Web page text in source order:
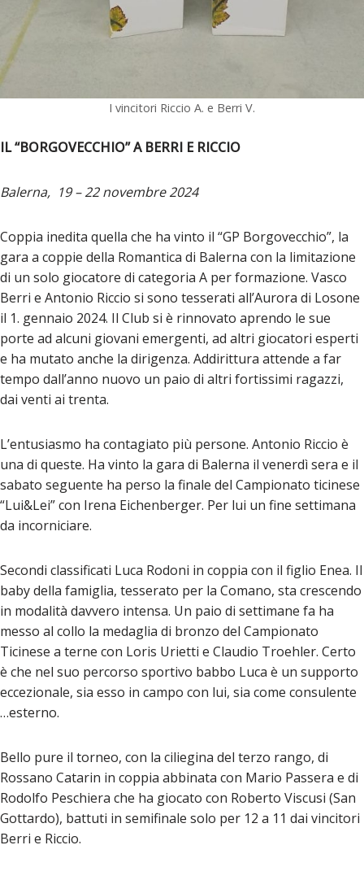
I vincitori Riccio A. e Berri V.
IL “BORGOVECCHIO” A BERRI E RICCIO
Balerna, 19 – 22 novembre 2024
Coppia inedita quella che ha vinto il “GP Borgovecchio”, la
gara a coppie della Romantica di Balerna con la limitazione
di un solo giocatore di categoria A per formazione. Vasco
Berri e Antonio Riccio si sono tesserati all’Aurora di Losone
il 1. gennaio 2024. Il Club si è rinnovato aprendo le sue
porte ad alcuni giovani emergenti, ad altri giocatori esperti
e ha mutato anche la dirigenza. Addirittura attende a far
tempo dall’anno nuovo un paio di altri fortissimi ragazzi,
dai venti ai trenta.
L’entusiasmo ha contagiato più persone. Antonio Riccio è
una di queste. Ha vinto la gara di Balerna il venerdì sera e il
sabato seguente ha perso la finale del Campionato ticinese
“Lui&Lei” con Irena Eichenberger. Per lui un fine settimana
da incorniciare.
Secondi classificati Luca Rodoni in coppia con il figlio Enea. Il
baby della famiglia, tesserato per la Comano, sta crescendo
in modalità davvero intensa. Un paio di settimane fa ha
messo al collo la medaglia di bronzo del Campionato
Ticinese a terne con Loris Urietti e Claudio Troehler. Certo
è che nel suo percorso sportivo babbo Luca è un supporto
eccezionale, sia esso in campo con lui, sia come consulente
…esterno.
Bello pure il torneo, con la ciliegina del terzo rango, di
Rossano Catarin in coppia abbinata con Mario Passera e di
Rodolfo Peschiera che ha giocato con Roberto Viscusi (San
Gottardo), battuti in semifinale solo per 12 a 11 dai vincitori
Berri e Riccio.